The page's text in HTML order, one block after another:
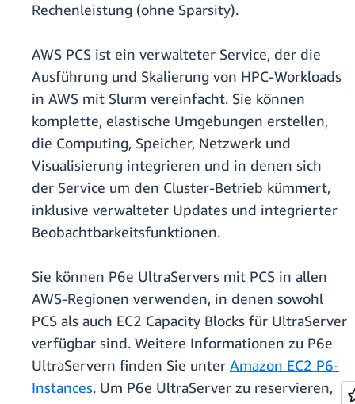
Rechenleistung (ohne Sparsity).
AWS PCS ist ein verwalteter Service, der die
Ausführung und Skalierung von HPC-Workloads
in AWS mit Slurm vereinfacht. Sie können
komplette, elastische Umgebungen erstellen,
die Computing, Speicher, Netzwerk und
Visualisierung integrieren und in denen sich
der Service um den Cluster-Betrieb kümmert,
inklusive verwalteter Updates und integrierter
Beobachtbarkeitsfunktionen.
Sie können P6e UltraServers mit PCS in allen
AWS-Regionen verwenden, in denen sowohl
PCS als auch EC2 Capacity Blocks für UltraServer
verfügbar sind. Weitere Informationen zu P6e
UltraServern finden Sie unter Amazon EC2 P6-
Instances. Um P6e UltraServer zu reservieren,